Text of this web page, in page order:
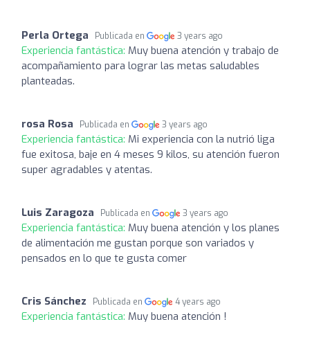
Perla Ortega Publicada en 3 years ago
Experiencia fantástica: Muy buena atención y trabajo de
acompañamiento para lograr las metas saludables
planteadas.
rosa Rosa Publicada en 3 years ago
Experiencia fantástica: Mi experiencia con la nutrió liga
fue exitosa, baje en 4 meses 9 kilos, su atención fueron
super agradables y atentas.
Luis Zaragoza Publicada en 3 years ago
Experiencia fantástica: Muy buena atención y los planes
de alimentación me gustan porque son variados y
pensados en lo que te gusta comer
Cris Sánchez Publicada en 4 years ago
Experiencia fantástica: Muy buena atención !